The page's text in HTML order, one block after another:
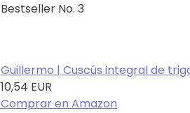
Bestseller No. 3
Guillermo | Cuscús integral de
10,54 EUR
Comprar en Amazon